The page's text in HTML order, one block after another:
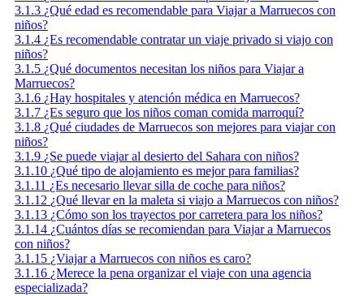
3.1.3 ¿Qué edad es recomendable para Viajar a Marruecos con
niños?
3.1.4 ¿Es recomendable contratar un viaje privado si viajo con
niños?
3.1.5 ¿Qué documentos necesitan los niños para Viajar a
Marruecos?
3.1.6 ¿Hay hospitales y atención médica en Marruecos?
3.1.7 ¿Es seguro que los niños coman comida marroquí?
3.1.8 ¿Qué ciudades de Marruecos son mejores para viajar con
niños?
3.1.9 ¿Se puede viajar al desierto del Sahara con niños?
3.1.10 ¿Qué tipo de alojamiento es mejor para familias?
3.1.11 ¿Es necesario llevar silla de coche para niños?
3.1.12 ¿Qué llevar en la maleta si viajo a Marruecos con niños?
3.1.13 ¿Cómo son los trayectos por carretera para los niños?
3.1.14 ¿Cuántos días se recomiendan para Viajar a Marruecos
con niños?
3.1.15 ¿Viajar a Marruecos con niños es caro?
3.1.16 ¿Merece la pena organizar el viaje con una agencia
especializada?